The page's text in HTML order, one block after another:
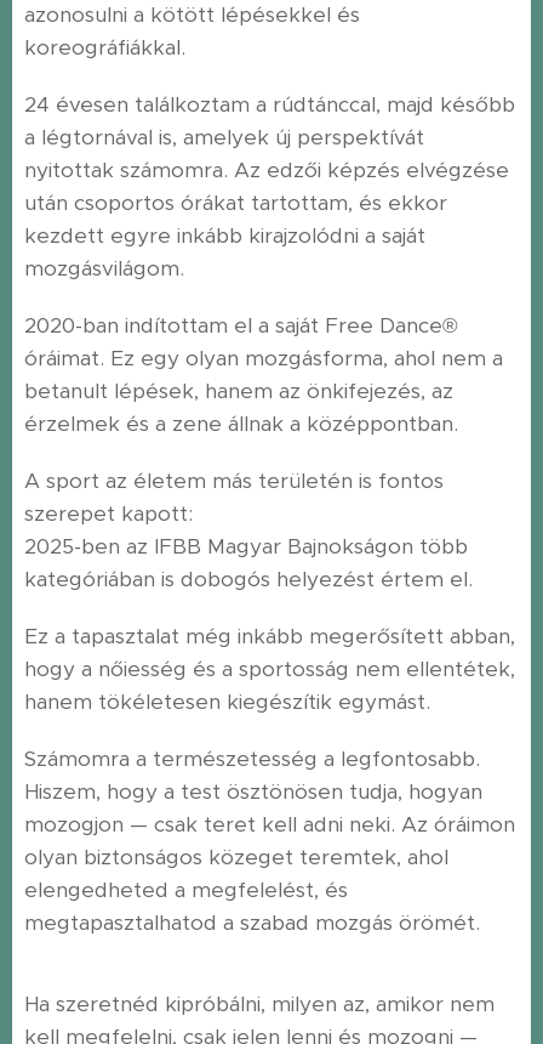
azonosulni a kötött lépésekkel és
koreográfiákkal.
24 évesen találkoztam a rúdtánccal, majd később
a légtornával is, amelyek új perspektívát
nyitottak számomra. Az edzői képzés elvégzése
után csoportos órákat tartottam, és ekkor
kezdett egyre inkább kirajzolódni a saját
mozgásvilágom.
2020-ban indítottam el a saját Free Dance®
óráimat. Ez egy olyan mozgásforma, ahol nem a
betanult lépések, hanem az önkifejezés, az
érzelmek és a zene állnak a középpontban.
A sport az életem más területén is fontos
szerepet kapott:
2025-ben az IFBB Magyar Bajnokságon több
kategóriában is dobogós helyezést értem el.
Ez a tapasztalat még inkább megerősített abban,
hogy a nőiesség és a sportosság nem ellentétek,
hanem tökéletesen kiegészítik egymást.
Számomra a természetesség a legfontosabb.
Hiszem, hogy a test ösztönösen tudja, hogyan
mozogjon — csak teret kell adni neki. Az óráimon
olyan biztonságos közeget teremtek, ahol
elengedheted a megfelelést, és
megtapasztalhatod a szabad mozgás örömét.
Ha szeretnéd kipróbálni, milyen az, amikor nem
kell megfelelni, csak jelen lenni és mozogni —